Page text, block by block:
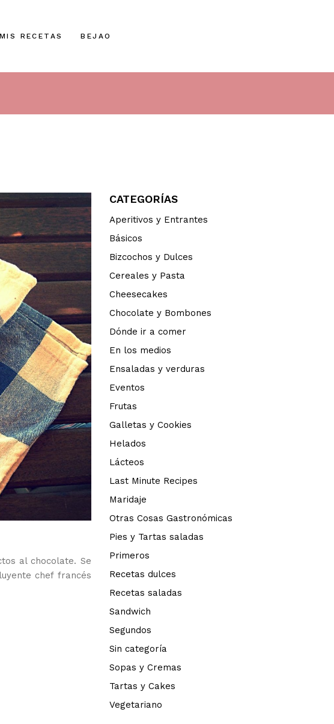
MIS RECETAS BEJAO
al chocolate. Se
chef francés
CATEGORÍAS
Aperitivos y Entrantes
Básicos
Bizcochos y Dulces
Cereales y Pasta
Cheesecakes
Chocolate y Bombones
Dónde ir a comer
En los medios
Ensaladas y verduras
Eventos
Frutas
Galletas y Cookies
Helados
Lácteos
Last Minute Recipes
Maridaje
Otras Cosas Gastronómicas
Pies y Tartas saladas
Primeros
Recetas dulces
Recetas saladas
Sandwich
Segundos
Sin categoría
Sopas y Cremas
Tartas y Cakes
Vegetariano